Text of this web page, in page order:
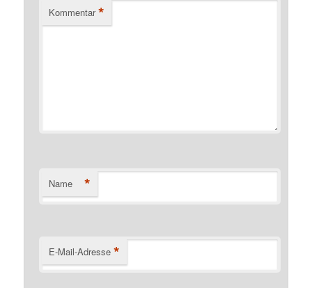
Kommentar *
Name *
E-Mail-Adresse *